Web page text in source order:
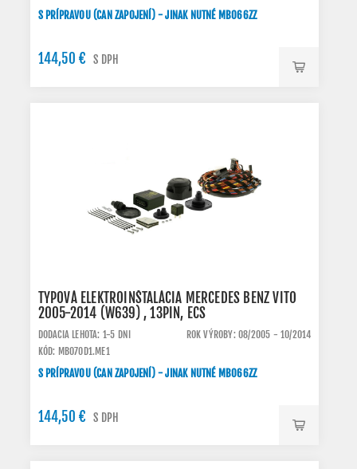
S PRÍPRAVOU (CAN ZAPOJENÍ) - JINAK NUTNÉ MB066ZZ
144,50 € S DPH
TYPOVÁ ELEKTROINŠTALÁCIA MERCEDES BENZ VITO
2005-2014 (W639) , 13PIN, ECS
DODACIA LEHOTA: 1-5 DNI
ROK VÝROBY: 08/2005 - 10/2014
KÓD: MB070D1.ME1
S PRÍPRAVOU (CAN ZAPOJENÍ) - JINAK NUTNÉ MB066ZZ
144,50 € S DPH